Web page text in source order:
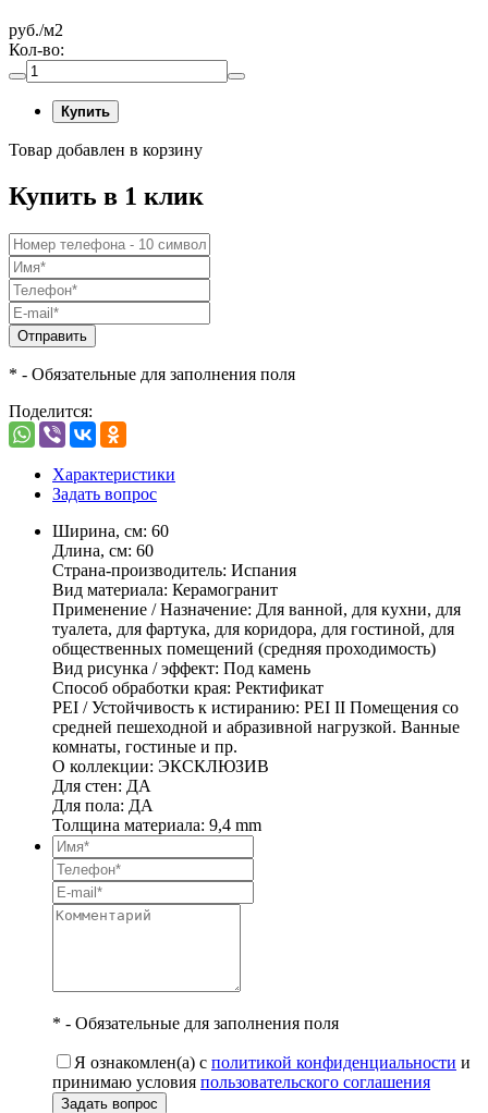
руб./м2
Кол-во:
Купить
Товар добавлен в корзину
Купить в 1 клик
Отправить
* - Обязательные для заполнения поля
Поделится:
Характеристики
Задать вопрос
Ширина, см: 60
Длина, см: 60
Страна-производитель: Испания
Вид материала: Керамогранит
Применение / Назначение: Для ванной, для кухни, для
туалета, для фартука, для коридора, для гостиной, для
общественных помещений (средняя проходимость)
Вид рисунка / эффект: Под камень
Способ обработки края: Ректификат
PEI / Устойчивость к истиранию: PEI II Помещения со
средней пешеходной и абразивной нагрузкой. Ванные
комнаты, гостиные и пр.
О коллекции: ЭКСКЛЮЗИВ
Для стен: ДА
Для пола: ДА
Толщина материала: 9,4 mm
* - Обязательные для заполнения поля
Я ознакомлен(а) с политикой конфиденциальности и
принимаю условия пользовательского соглашения
Задать вопрос